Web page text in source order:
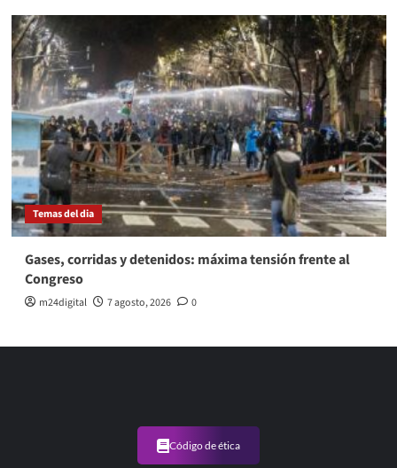
Temas del dia
Gases, corridas y detenidos: máxima tensión frente al
Congreso
m24digital 7 agosto, 2026 0
Código de ética